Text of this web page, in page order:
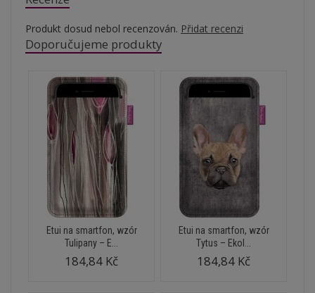
Produkt dosud nebol recenzován. Přidat recenzi
Doporučujeme produkty
Etui na smartfon, wzór
Tulipany – E...
184,84 Kč
Etui na smartfon, wzór
Tytus – Ekol...
184,84 Kč